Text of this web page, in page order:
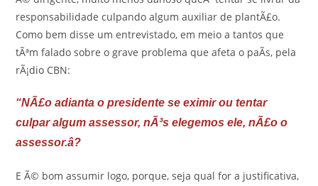
responsabilidade culpando algum auxiliar de plantÃ£o.
Como bem disse um entrevistado, em meio a tantos que
tÃªm falado sobre o grave problema que afeta o paÃ­s, pela
rÃ¡dio CBN:
“NÃ£o adianta o presidente se eximir ou tentar
culpar algum assessor, nÃ³s elegemos ele, nÃ£o o
assessor.â?
E Ã© bom assumir logo, porque, seja qual for a justificativa,